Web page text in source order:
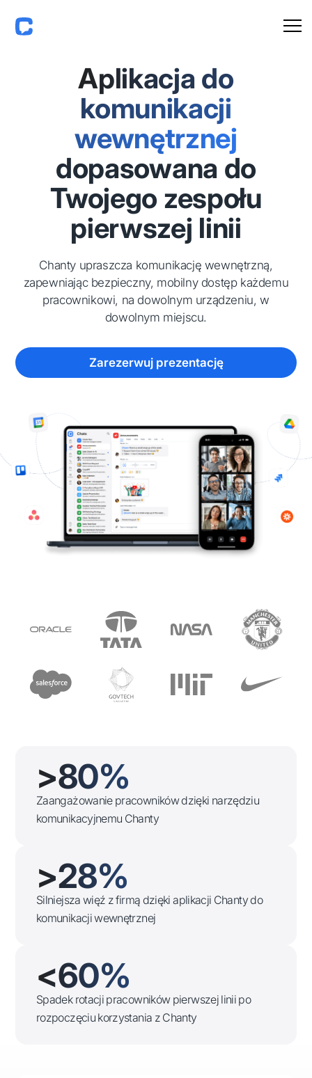
Aplikacja do
komunikacji
wewnętrznej
dopasowana do
Twojego zespołu
pierwszej linii
Chanty upraszcza komunikację wewnętrzną,
zapewniając bezpieczny, mobilny dostęp każdemu
pracownikowi, na dowolnym urządzeniu, w
dowolnym miejscu.
Zarezerwuj prezentację
>80%
Zaangażowanie pracowników dzięki narzędziu
komunikacyjnemu Chanty
>28%
Silniejsza więź z firmą dzięki aplikacji Chanty do
komunikacji wewnętrznej
<60%
Spadek rotacji pracowników pierwszej linii po
rozpoczęciu korzystania z Chanty